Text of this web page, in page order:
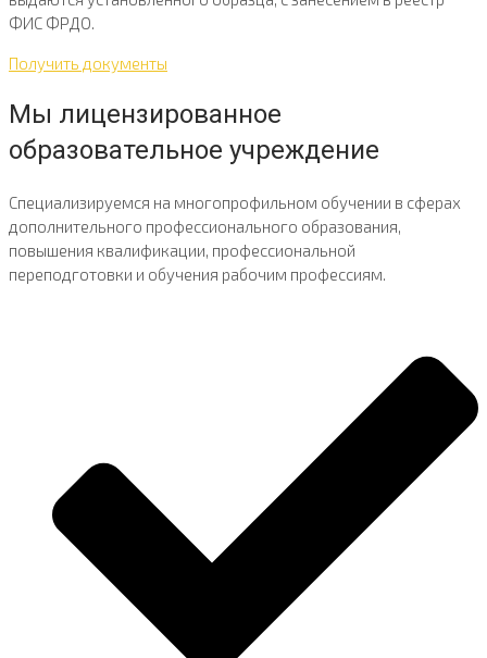
ФИС ФРДО.
Получить документы
Мы лицензированное
образовательное учреждение​
Специализируемся на многопрофильном обучении в сферах
дополнительного профессионального образования,
повышения квалификации, профессиональной
переподготовки и обучения рабочим профессиям.